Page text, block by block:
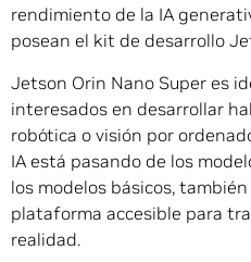
rendimiento de la IA
posean el kit de desarrollo
Jetson Orin Nano Super es
interesados en desarrollar
robótica o visión por
IA está pasando de los
los modelos básicos,
plataforma accesible para
realidad.